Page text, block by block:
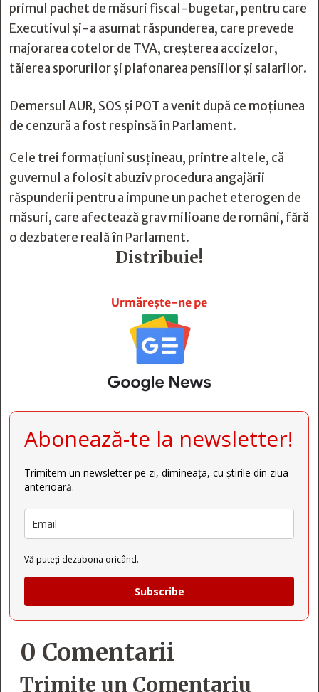
primul pachet de măsuri fiscal-bugetar, pentru care
Executivul și-a asumat răspunderea, care prevede
majorarea cotelor de TVA, creșterea accizelor,
tăierea sporurilor și plafonarea pensiilor și salarilor.
Demersul AUR, SOS și POT a venit după ce moțiunea
de cenzură a fost respinsă în Parlament.
Cele trei formațiuni susțineau, printre altele, că
guvernul a folosit abuziv procedura angajării
răspunderii pentru a impune un pachet eterogen de
măsuri, care afectează grav milioane de români, fără
o dezbatere reală în Parlament.
Distribuie!
Urmărește-ne pe
Abonează-te la newsletter!
Trimitem un newsletter pe zi, dimineața, cu știrile din ziua
anterioară.
Vă puteți dezabona oricând.
Subscribe
0 Comentarii
Trimite un Comentariu